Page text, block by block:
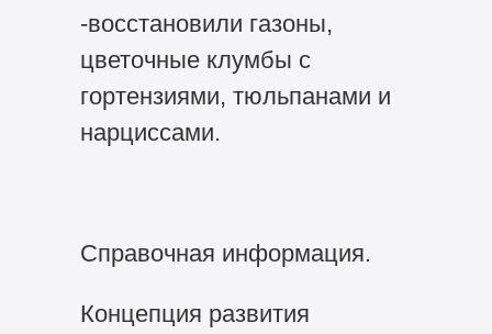
-восстановили газоны,
цветочные клумбы с
гортензиями, тюльпанами и
нарциссами.
Справочная информация.
Концепция развития